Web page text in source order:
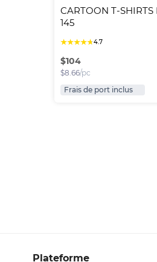
CARTOON T-
145
★★★★★4.7
$104
$8.66/pc
Frais de port inclus
Plateforme